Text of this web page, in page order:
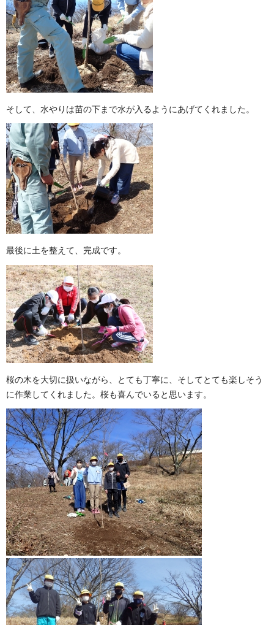
そして、水やりは苗の下まで水が入るようにあげてくれました。
最後に土を整えて、完成です。
桜の木を大切に扱いながら、とても丁寧に、そしてとても楽しそう
に作業してくれました。桜も喜んでいると思います。